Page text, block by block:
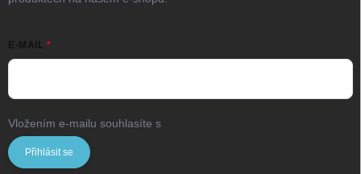
E-MAIL
Vložením e-mailu souhlasíte s
Přihlásit se